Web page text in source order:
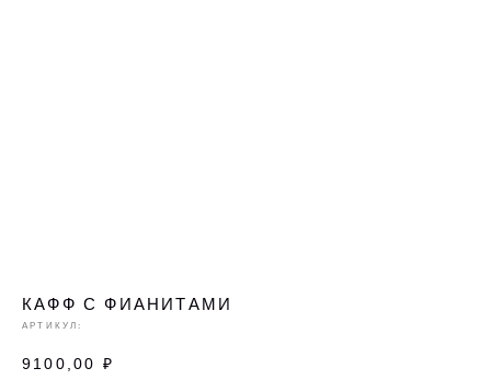
КАФФ С ФИАНИТАМИ
АРТИКУЛ:
9100,00 ₽